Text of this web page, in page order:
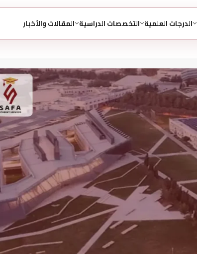
الدرجات العلمية التخصصات الدراسية المقالات والأخبار